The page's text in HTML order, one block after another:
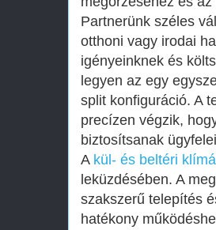
Partnerünk széles
otthoni vagy irodai
igényeinknek és
legyen az egy
split konfiguráció. A
precízen végzik,
biztosítsanak
A kül- és beltéri
leküzdésében. A
szakszerű telepítés
hatékony